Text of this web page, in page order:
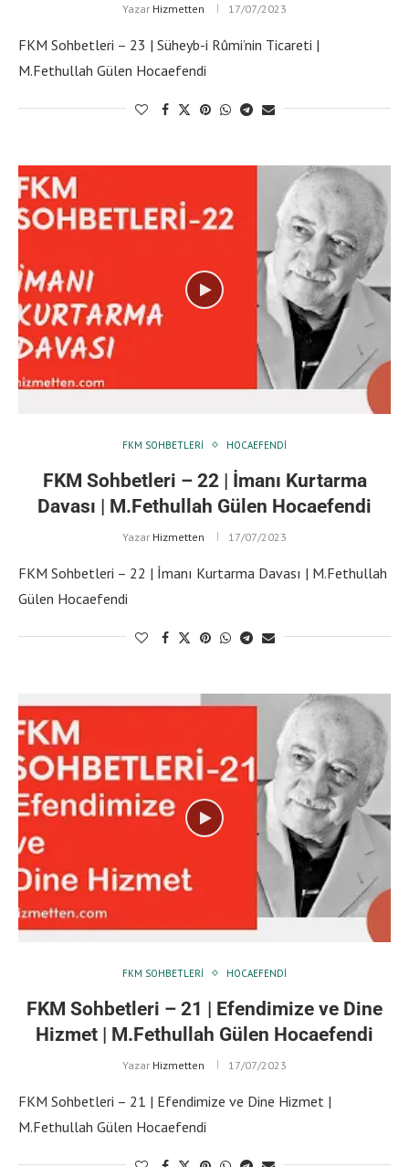
Yazar Hizmetten 17/07/2023
FKM Sohbetleri – 23 | Süheyb-i Rûmi’nin Ticareti |
M.Fethullah Gülen Hocaefendi
FKM SOHBETLERI HOCAEFENDI
FKM Sohbetleri – 22 | İmanı Kurtarma
Davası | M.Fethullah Gülen Hocaefendi
Yazar Hizmetten 17/07/2023
FKM Sohbetleri – 22 | İmanı Kurtarma Davası | M.Fethullah
Gülen Hocaefendi
FKM SOHBETLERI HOCAEFENDI
FKM Sohbetleri – 21 | Efendimize ve Dine
Hizmet | M.Fethullah Gülen Hocaefendi
Yazar Hizmetten 17/07/2023
FKM Sohbetleri – 21 | Efendimize ve Dine Hizmet |
M.Fethullah Gülen Hocaefendi